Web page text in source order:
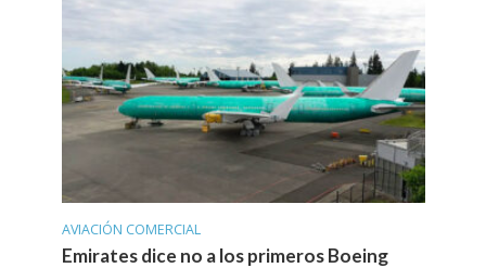
AVIACIÓN COMERCIAL
Emirates dice no a los primeros Boeing